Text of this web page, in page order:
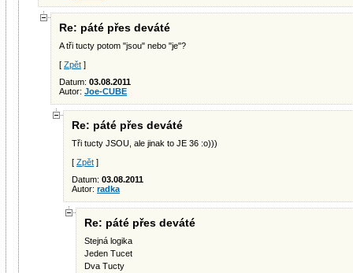
Re: páté přes deváté
A tři tucty potom "jsou" nebo "je"?
[ Zpět ]
Datum: 03.08.2011
Autor: Joe-CUBE
Re: páté přes deváté
Tři tucty JSOU, ale jinak to JE 36 :o)))
[ Zpět ]
Datum: 03.08.2011
Autor: radka
Re: páté přes deváté
Stejná logika
Jeden Tucet
Dva Tucty